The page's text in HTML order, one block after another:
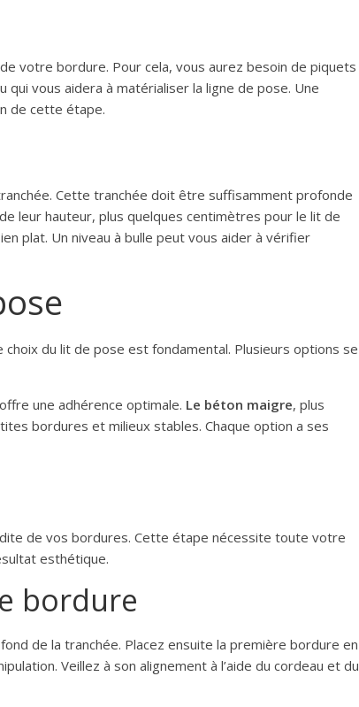
votre bordure. Pour cela, vous aurez besoin de piquets
vous aidera à matérialiser la ligne de pose. Une
de cette étape.
Cette tranchée doit être suffisamment profonde
leur hauteur, plus quelques centimètres pour le lit de
plat. Un niveau à bulle peut vous aider à vérifier
choix du lit de pose est fondamental. Plusieurs options se
une adhérence optimale. Le béton maigre, plus
bordures et milieux stables. Chaque option a ses
de vos bordures. Cette étape nécessite toute votre
esthétique.
bordure
de la tranchée. Placez ensuite la première bordure en
Veillez à son alignement à l’aide du cordeau et du